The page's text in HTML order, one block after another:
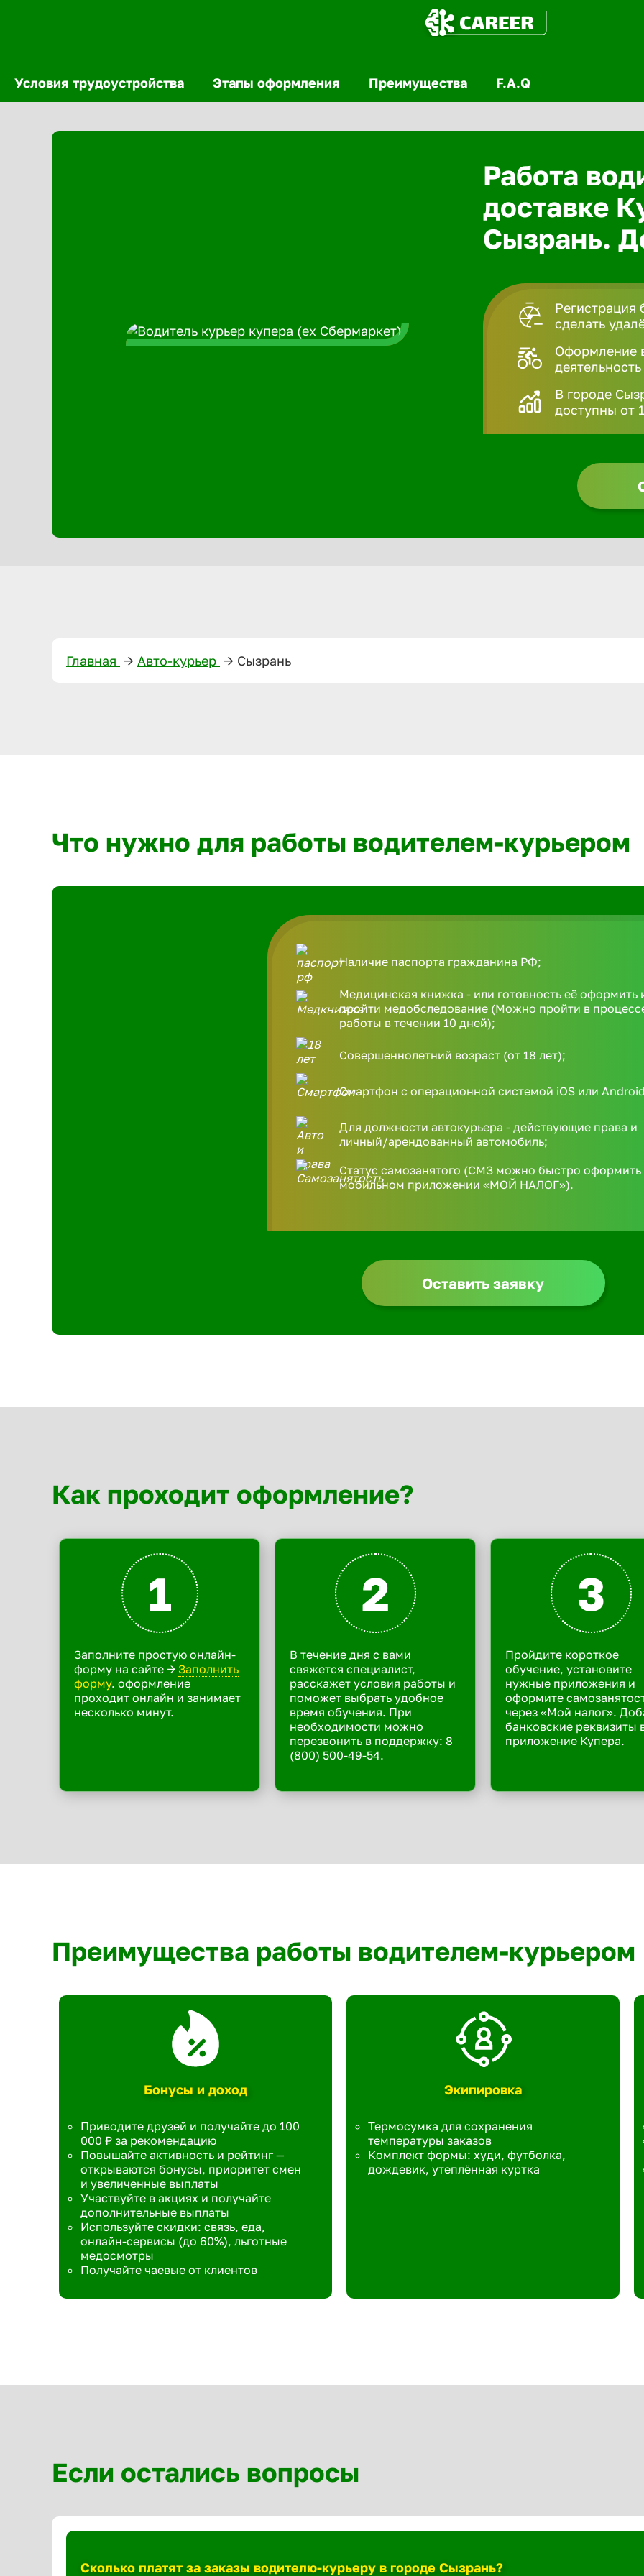
Условия трудоустройства Этапы оформления Преимущества F.A.Q
Работа
доставке
Сызрань.
Регистрация
сделать
Оформление
В городе
доступны от
Главная —> Авто-курьер —> Сызрань
Что нужно для работы водителем-курьером
Наличие паспорта гражданина РФ;
Медицинская книжка - или готовность её оформить
пройти медобследование (Можно пройти в
работы в течении 10 дней);
Совершеннолетний возраст (от 18 лет);
Смартфон с операционной системой iOS или
Для должности автокурьера - действующие права и
личный/арендованный автомобиль;
Статус самозанятого (СМЗ можно быстро оформить
мобильном приложении «МОЙ НАЛОГ»).
Оставить заявку
Как проходит оформление?
1
Заполните простую онлайн-
форму на сайте -> Заполнить
форму. оформление
проходит онлайн и занимает
несколько минут.
2
В течение дня с вами
свяжется специалист,
расскажет условия работы и
поможет выбрать удобное
время обучения. При
необходимости можно
перезвонить в поддержку: 8
(800) 500-49-54.
3
Пройдите короткое
обучение, установите
нужные приложения и
оформите
через «Мой налог».
банковские реквизиты
приложение Купера.
Преимущества работы водителем-курьером
Бонусы и доход
Приводите друзей и получайте до 100
000 ₽ за рекомендацию
Повышайте активность и рейтинг —
открываются бонусы, приоритет смен
и увеличенные выплаты
Участвуйте в акциях и получайте
дополнительные выплаты
Используйте скидки: связь, еда,
онлайн-сервисы (до 60%), льготные
медосмотры
Получайте чаевые от клиентов
Экипировка
Термосумка для сохранения
температуры заказов
Комплект формы: худи, футболка,
дождевик, утеплённая куртка
Если остались вопросы
Сколько платят за заказы водителю-курьеру в городе Сызрань?